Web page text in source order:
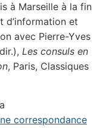
à Marseille à la fin
d’information et
avec Pierre-Yves
Les consuls en
, Paris, Classiques
correspondance